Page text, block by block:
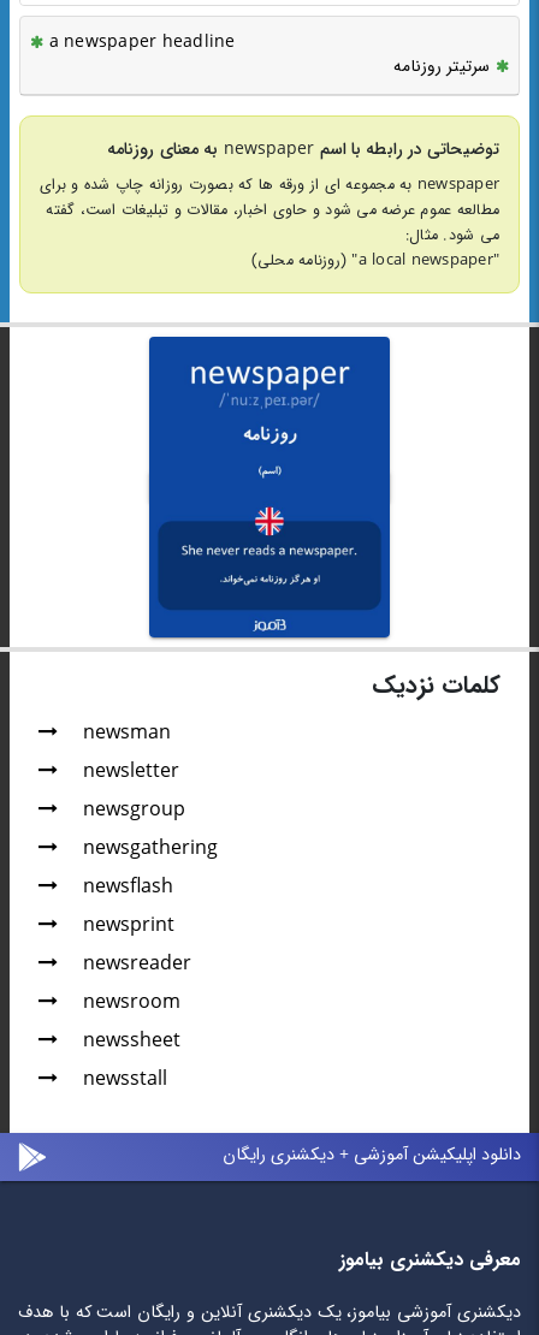
a newspaper headline
سرتیتر روزنامه
توضیحاتی در رابطه با اسم newspaper به معنای روزنامه
newspaper به مجموعه ای از ورقه ها که بصورت روزانه چاپ شده و برای
مطالعه عموم عرضه می شود و حاوی اخبار، مقالات و تبلیغات است، گفته
می شود. مثال:
"a local newspaper" (روزنامه محلی)
کلمات نزدیک
newsman
newsletter
newsgroup
newsgathering
newsflash
newsprint
newsreader
newsroom
newssheet
newsstall
دانلود اپلیکیشن آموزشی + دیکشنری رایگان
معرفی دیکشنری بیاموز
دیکشنری آموزشی بیاموز، یک دیکشنری آنلاین و رایگان است که با هدف